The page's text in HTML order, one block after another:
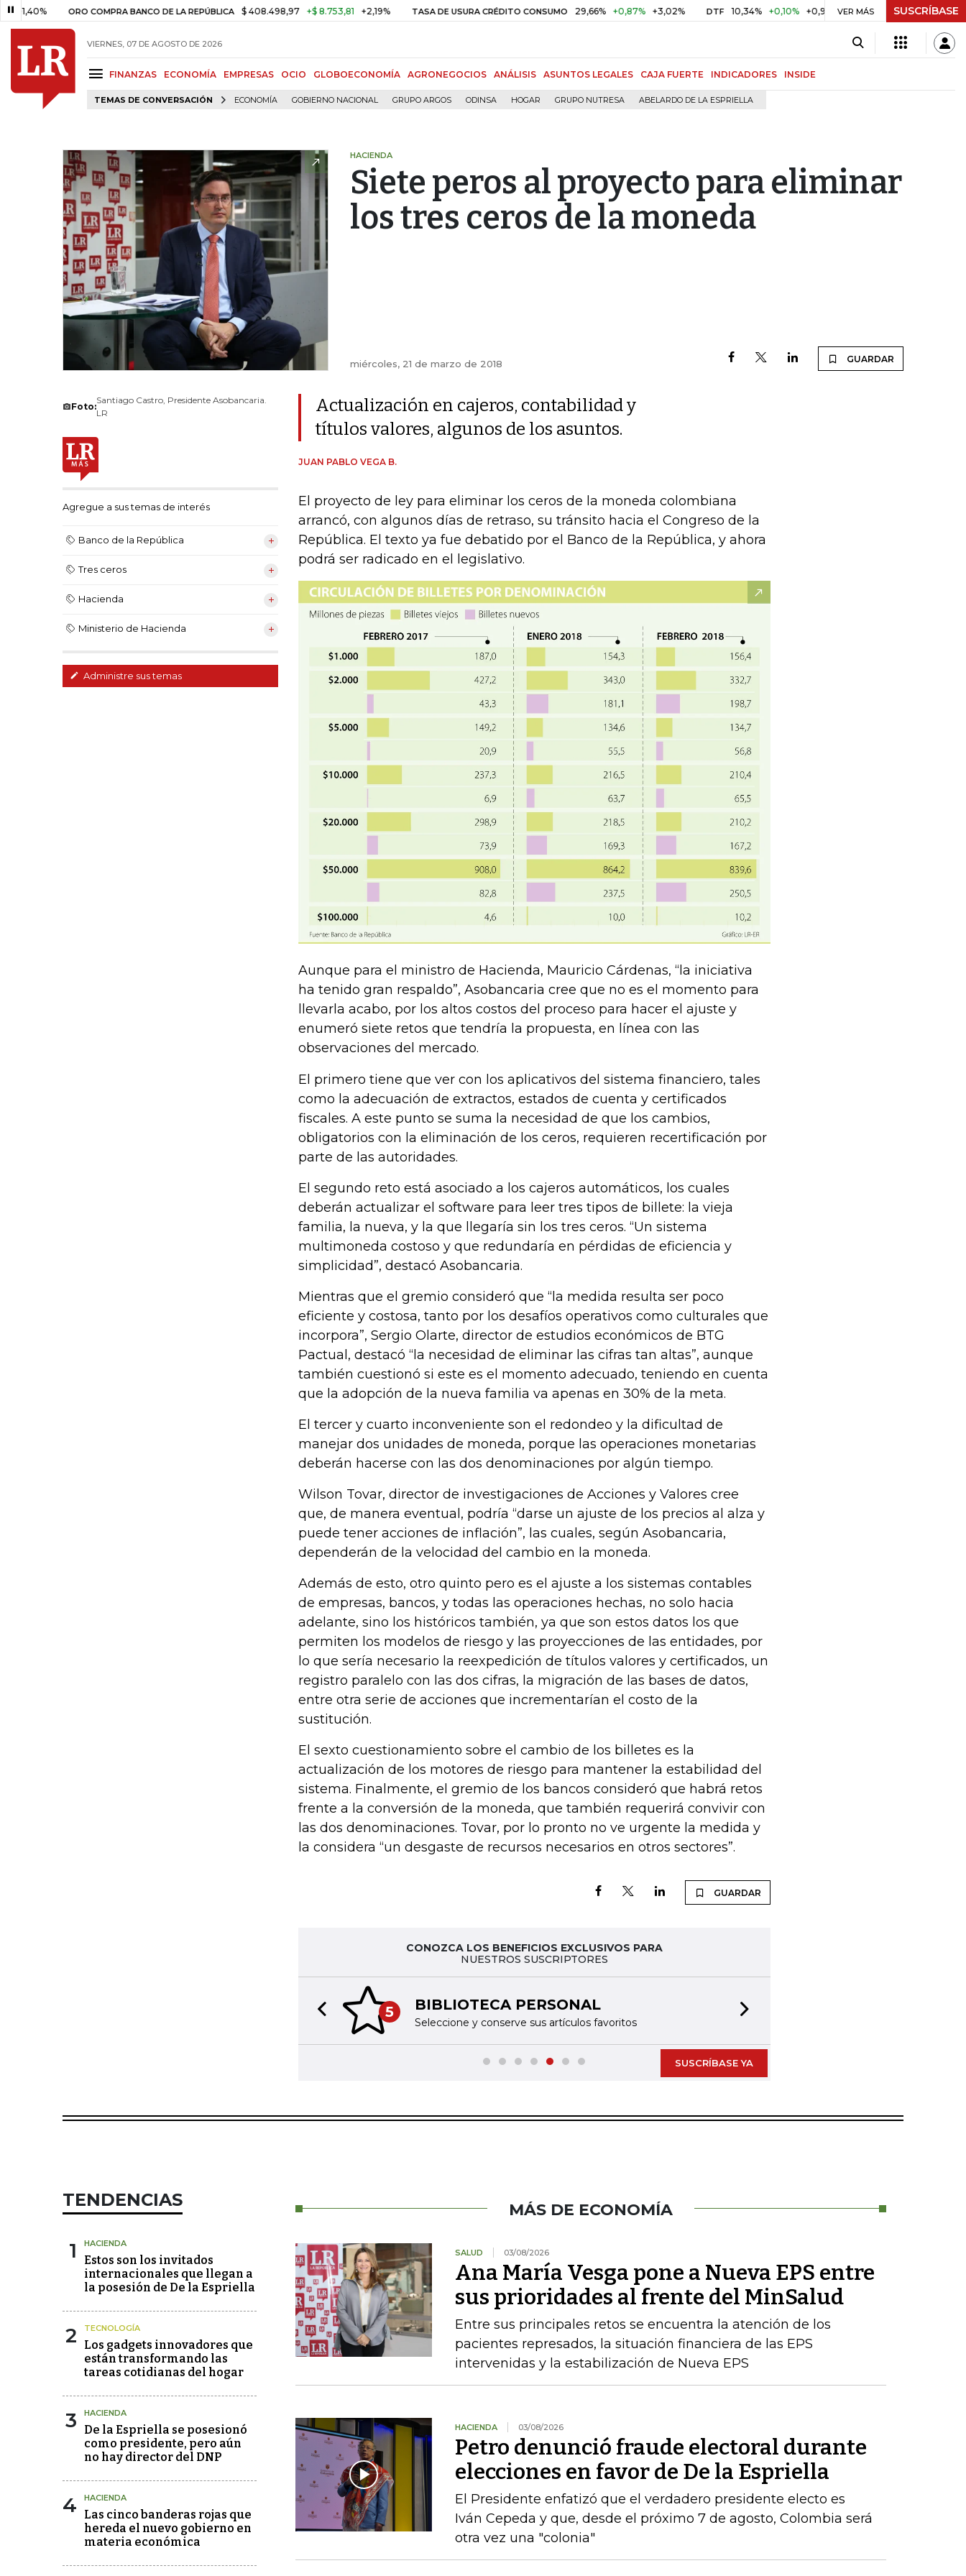
ORO COMPRA BANCO DE LA REPÚBLICA $ 408.498,97 +$ 8.753,81 +2,19% TASA DE USURA CRÉDITO CONSUMO 29,66% +0,87% +3,02% DTF 10,34% +0,10% +0,98% UVR $ 416,91 +$ 0,05 +0,01%
VER MÁS SUSCRÍBASE
VIERNES, 07 DE AGOSTO DE 2026
FINANZAS ECONOMÍA EMPRESAS OCIO GLOBOECONOMÍA AGRONEGOCIOS ANÁLISIS ASUNTOS LEGALES CAJA FUERTE INDICADORES INSIDE
TEMAS DE CONVERSACIÓN ECONOMÍA GOBIERNO NACIONAL GRUPO ARGOS ODINSA HOGAR GRUPO NUTRESA ABELARDO DE LA ESPRIELLA
HACIENDA
Siete peros al proyecto para eliminar
los tres ceros de la moneda
miércoles, 21 de marzo de 2018 GUARDAR
Foto:
Santiago Castro, Presidente Asobancaria.
LR
Agregue a sus temas de interés
Banco de la República
Tres ceros
Hacienda
Ministerio de Hacienda
Administre sus temas
Actualización en cajeros, contabilidad y
títulos valores, algunos de los asuntos.
JUAN PABLO VEGA B.
El proyecto de ley para eliminar los ceros de la moneda colombiana
arrancó, con algunos días de retraso, su tránsito hacia el Congreso de la
República. El texto ya fue debatido por el Banco de la República, y ahora
podrá ser radicado en el legislativo.
Aunque para el ministro de Hacienda, Mauricio Cárdenas, “la iniciativa
ha tenido gran respaldo”, Asobancaria cree que no es el momento para
llevarla acabo, por los altos costos del proceso para hacer el ajuste y
enumeró siete retos que tendría la propuesta, en línea con las
observaciones del mercado.
El primero tiene que ver con los aplicativos del sistema financiero, tales
como la adecuación de extractos, estados de cuenta y certificados
fiscales. A este punto se suma la necesidad de que los cambios,
obligatorios con la eliminación de los ceros, requieren recertificación por
parte de las autoridades.
El segundo reto está asociado a los cajeros automáticos, los cuales
deberán actualizar el software para leer tres tipos de billete: la vieja
familia, la nueva, y la que llegaría sin los tres ceros. “Un sistema
multimoneda costoso y que redundaría en pérdidas de eficiencia y
simplicidad”, destacó Asobancaria.
Mientras que el gremio consideró que “la medida resulta ser poco
eficiente y costosa, tanto por los desafíos operativos como culturales que
incorpora”, Sergio Olarte, director de estudios económicos de BTG
Pactual, destacó “la necesidad de eliminar las cifras tan altas”, aunque
también cuestionó si este es el momento adecuado, teniendo en cuenta
que la adopción de la nueva familia va apenas en 30% de la meta.
El tercer y cuarto inconveniente son el redondeo y la dificultad de
manejar dos unidades de moneda, porque las operaciones monetarias
deberán hacerse con las dos denominaciones por algún tiempo.
Wilson Tovar, director de investigaciones de Acciones y Valores cree
que, de manera eventual, podría “darse un ajuste de los precios al alza y
puede tener acciones de inflación”, las cuales, según Asobancaria,
dependerán de la velocidad del cambio en la moneda.
Además de esto, otro quinto pero es el ajuste a los sistemas contables
de empresas, bancos, y todas las operaciones hechas, no solo hacia
adelante, sino los históricos también, ya que son estos datos los que
permiten los modelos de riesgo y las proyecciones de las entidades, por
lo que sería necesario la reexpedición de títulos valores y certificados, un
registro paralelo con las dos cifras, la migración de las bases de datos,
entre otra serie de acciones que incrementarían el costo de la
sustitución.
El sexto cuestionamiento sobre el cambio de los billetes es la
actualización de los motores de riesgo para mantener la estabilidad del
sistema. Finalmente, el gremio de los bancos consideró que habrá retos
frente a la conversión de la moneda, que también requerirá convivir con
las dos denominaciones. Tovar, por lo pronto no ve urgente la medida y
la considera “un desgaste de recursos necesarios en otros sectores”.
GUARDAR
CONOZCA LOS BENEFICIOS EXCLUSIVOS PARA
NUESTROS SUSCRIPTORES
5 BIBLIOTECA PERSONAL
Seleccione y conserve sus artículos favoritos
Previous slide
SUSCRÍBASE YA
TENDENCIAS
1 HACIENDA
Estos son los invitados
internacionales que llegan a
la posesión de De la Espriella
2 TECNOLOGÍA
Los gadgets innovadores que
están transformando las
tareas cotidianas del hogar
3 HACIENDA
De la Espriella se posesionó
como presidente, pero aún
no hay director del DNP
4 HACIENDA
Las cinco banderas rojas que
hereda el nuevo gobierno en
materia económica
MÁS DE ECONOMÍA
SALUD 03/08/2026
Ana María Vesga pone a Nueva EPS entre
sus prioridades al frente del MinSalud
Entre sus principales retos se encuentra la atención de los
pacientes represados, la situación financiera de las EPS
intervenidas y la estabilización de Nueva EPS
HACIENDA 03/08/2026
Petro denunció fraude electoral durante
elecciones en favor de De la Espriella
El Presidente enfatizó que el verdadero presidente electo es
Iván Cepeda y que, desde el próximo 7 de agosto, Colombia será
otra vez una "colonia"